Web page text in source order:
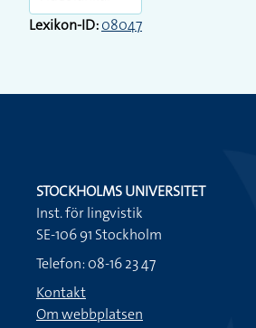
Lexikon-ID: 08047